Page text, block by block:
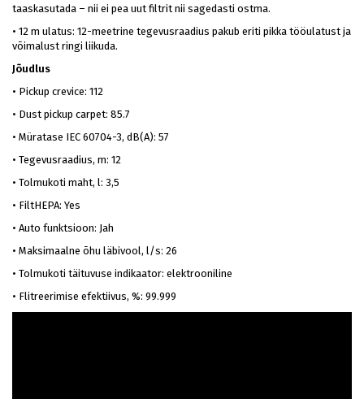
taaskasutada – nii ei pea uut filtrit nii sagedasti ostma.
• 12 m ulatus: 12-meetrine tegevusraadius pakub eriti pikka tööulatust ja
võimalust ringi liikuda.
Jõudlus
• Pickup crevice: 112
• Dust pickup carpet: 85.7
• Müratase IEC 60704-3, dB(A): 57
• Tegevusraadius, m: 12
• Tolmukoti maht, l: 3,5
• FiltHEPA: Yes
• Auto funktsioon: Jah
• Maksimaalne õhu läbivool, l/s: 26
• Tolmukoti täituvuse indikaator: elektrooniline
• Flitreerimise efektiivus, %: 99.999